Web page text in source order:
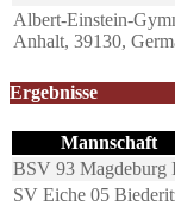
Albert-Einstein-
Anhalt, 39130,
Ergebnisse
Mannschaft
BSV 93 Magdeburg
SV Eiche 05